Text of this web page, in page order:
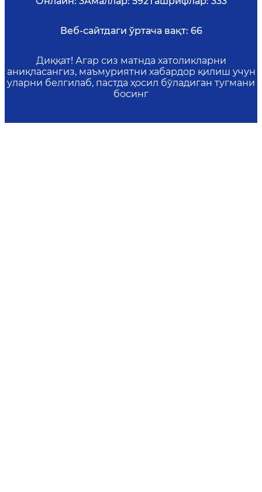
Веб-сайтдаги ўртача вақт: 66
Диққат! Агар сиз матнда хатоликларни
аниқласангиз, маъмуриятни хабардор қилиш учун
уларни белгилаб, пастда ҳосил бўладиган тугмани
босинг